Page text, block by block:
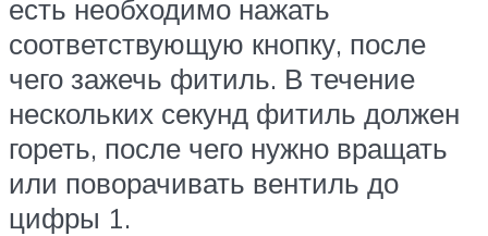
есть необходимо нажать
соответствующую кнопку, после
чего зажечь фитиль. В течение
нескольких секунд фитиль должен
гореть, после чего нужно вращать
или поворачивать вентиль до
цифры 1.